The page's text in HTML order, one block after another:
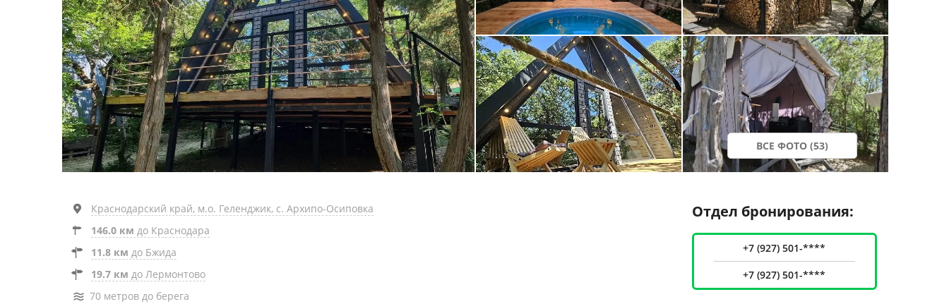
ВСЕ ФОТО (53)
Краснодарский край, м.о. Геленджик, с. Архипо-Осиповка
146.0 км до Краснодара
11.8 км до Бжида
19.7 км до Лермонтово
70 метров до берега
Отдел бронирования:
+7 (927) 501-****
+7 (927) 501-****